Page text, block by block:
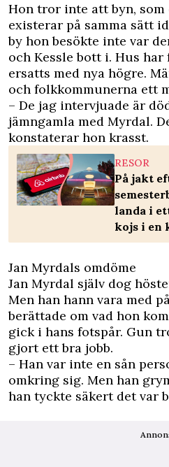
Hon tror inte att byn, som
existerar på samma sätt
by hon besökte inte var
och Kessle bott i. Hus
ersatts med nya högre.
och folkkommunerna ett
– De jag intervjuade är
jämngamla med Myrdal.
konstaterar hon krasst.
RESOR
På jakt
landa i
kojs i en
Jan Myrdals omdöme
Jan Myrdal själv dog
Men han hann vara med
berättade om vad hon
gick i hans fotspår. Gun
gjort ett bra jobb.
– Han var inte en sån
omkring sig. Men han
han tyckte säkert det var